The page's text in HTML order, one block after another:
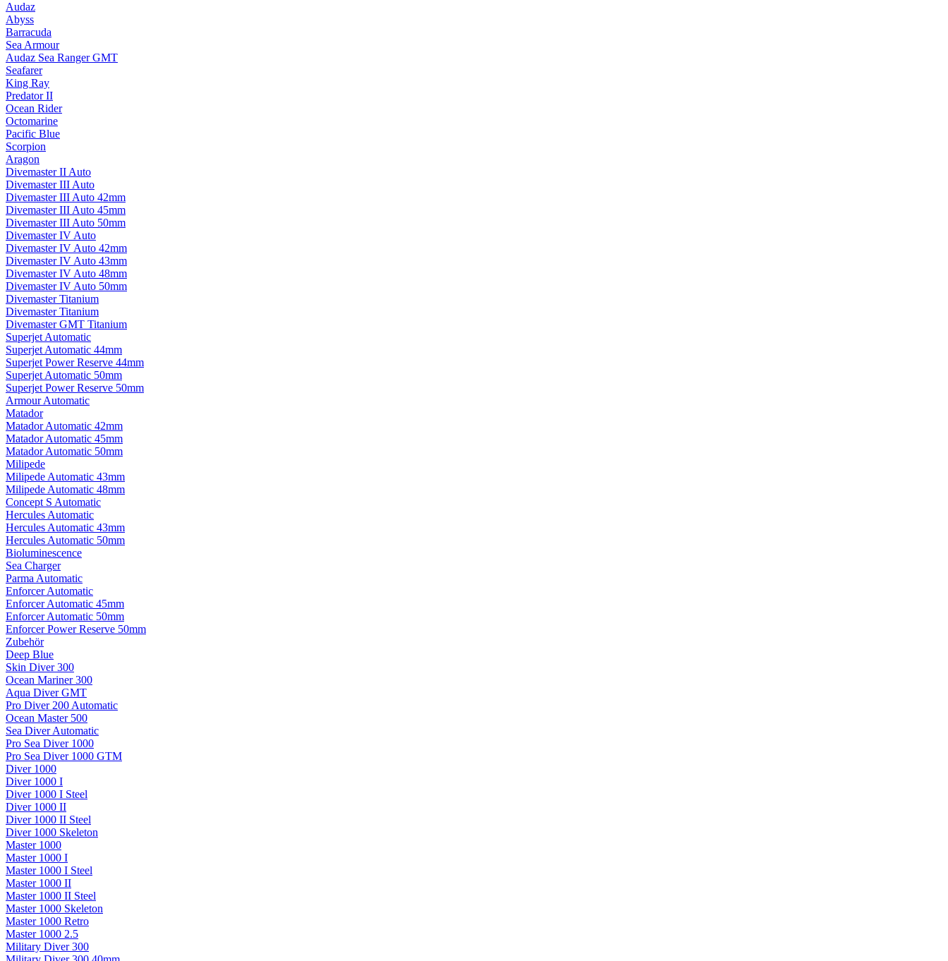
Audaz
Abyss
Barracuda
Sea Armour
Audaz Sea Ranger GMT
Seafarer
King Ray
Predator II
Ocean Rider
Octomarine
Pacific Blue
Scorpion
Aragon
Divemaster II Auto
Divemaster III Auto
Divemaster III Auto 42mm
Divemaster III Auto 45mm
Divemaster III Auto 50mm
Divemaster IV Auto
Divemaster IV Auto 42mm
Divemaster IV Auto 43mm
Divemaster IV Auto 48mm
Divemaster IV Auto 50mm
Divemaster Titanium
Divemaster Titanium
Divemaster GMT Titanium
Superjet Automatic
Superjet Automatic 44mm
Superjet Power Reserve 44mm
Superjet Automatic 50mm
Superjet Power Reserve 50mm
Armour Automatic
Matador
Matador Automatic 42mm
Matador Automatic 45mm
Matador Automatic 50mm
Milipede
Milipede Automatic 43mm
Milipede Automatic 48mm
Concept S Automatic
Hercules Automatic
Hercules Automatic 43mm
Hercules Automatic 50mm
Bioluminescence
Sea Charger
Parma Automatic
Enforcer Automatic
Enforcer Automatic 45mm
Enforcer Automatic 50mm
Enforcer Power Reserve 50mm
Zubehör
Deep Blue
Skin Diver 300
Ocean Mariner 300
Aqua Diver GMT
Pro Diver 200 Automatic
Ocean Master 500
Sea Diver Automatic
Pro Sea Diver 1000
Pro Sea Diver 1000 GTM
Diver 1000
Diver 1000 I
Diver 1000 I Steel
Diver 1000 II
Diver 1000 II Steel
Diver 1000 Skeleton
Master 1000
Master 1000 I
Master 1000 I Steel
Master 1000 II
Master 1000 II Steel
Master 1000 Skeleton
Master 1000 Retro
Master 1000 2.5
Military Diver 300